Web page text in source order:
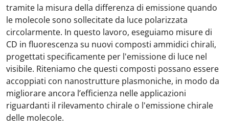
tramite la misura della differenza di emissione quando
le molecole sono sollecitate da luce polarizzata
circolarmente. In questo lavoro, eseguiamo misure di
CD in fluorescenza su nuovi composti ammidici chirali,
progettati specificamente per l'emissione di luce nel
visibile. Riteniamo che questi composti possano essere
accoppiati con nanostrutture plasmoniche, in modo da
migliorare ancora l’efficienza nelle applicazioni
riguardanti il rilevamento chirale o l'emissione chirale
delle molecole.